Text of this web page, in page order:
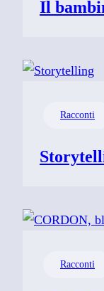
Il
Racconti
Racconti